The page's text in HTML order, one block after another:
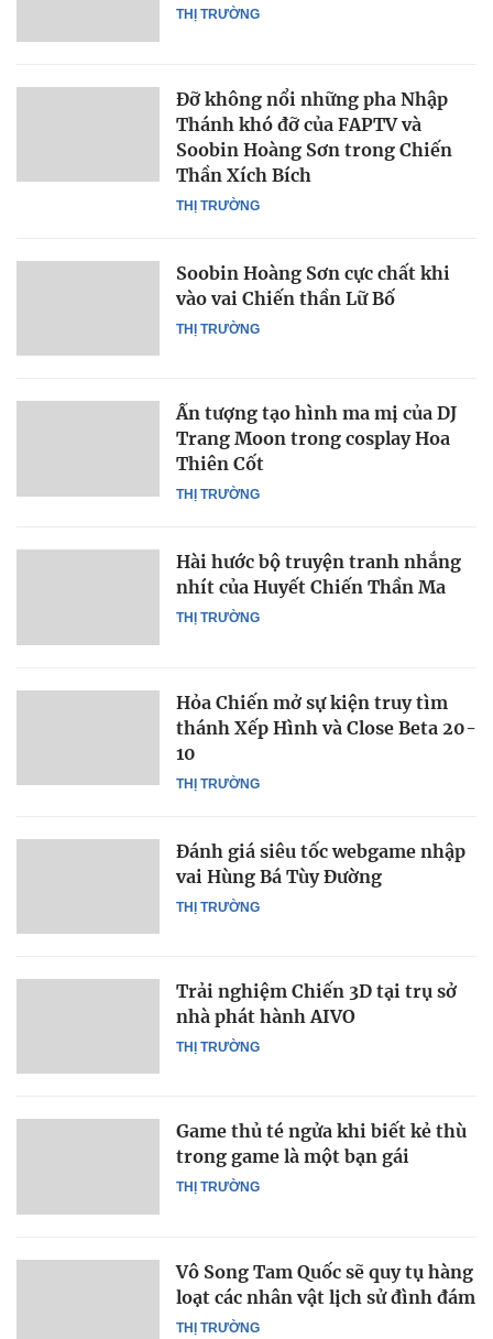
THỊ TRƯỜNG
THỊ TRƯỜNG
Đỡ không nổi những pha Nhập
Thánh khó đỡ của FAPTV và
Soobin Hoàng Sơn trong Chiến
Thần Xích Bích
THỊ TRƯỜNG
Soobin Hoàng Sơn cực chất khi
vào vai Chiến thần Lữ Bố
THỊ TRƯỜNG
Ấn tượng tạo hình ma mị của DJ
Trang Moon trong cosplay Hoa
Thiên Cốt
THỊ TRƯỜNG
Hài hước bộ truyện tranh nhắng
nhít của Huyết Chiến Thần Ma
THỊ TRƯỜNG
Hỏa Chiến mở sự kiện truy tìm
thánh Xếp Hình và Close Beta 20-
10
THỊ TRƯỜNG
Đánh giá siêu tốc webgame nhập
vai Hùng Bá Tùy Đường
THỊ TRƯỜNG
Trải nghiệm Chiến 3D tại trụ sở
nhà phát hành AIVO
THỊ TRƯỜNG
Game thủ té ngửa khi biết kẻ thù
trong game là một bạn gái
THỊ TRƯỜNG
Vô Song Tam Quốc sẽ quy tụ hàng
loạt các nhân vật lịch sử đình đám